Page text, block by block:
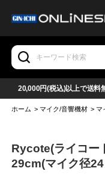
20,000円(税込)以上で送料
ホーム >マイク/音響機材 >マ
Rycote(ライコー
29cm(マイク径